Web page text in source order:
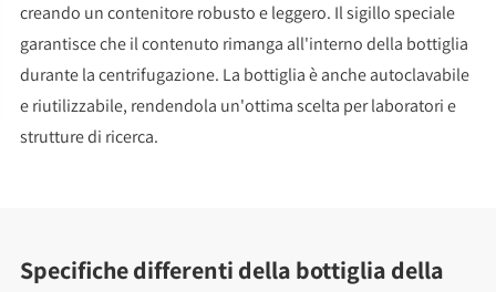
creando un contenitore robusto e leggero. Il sigillo speciale
garantisce che il contenuto rimanga all'interno della bottiglia
durante la centrifugazione. La bottiglia è anche autoclavabile
e riutilizzabile, rendendola un'ottima scelta per laboratori e
strutture di ricerca.
Specifiche differenti della bottiglia della